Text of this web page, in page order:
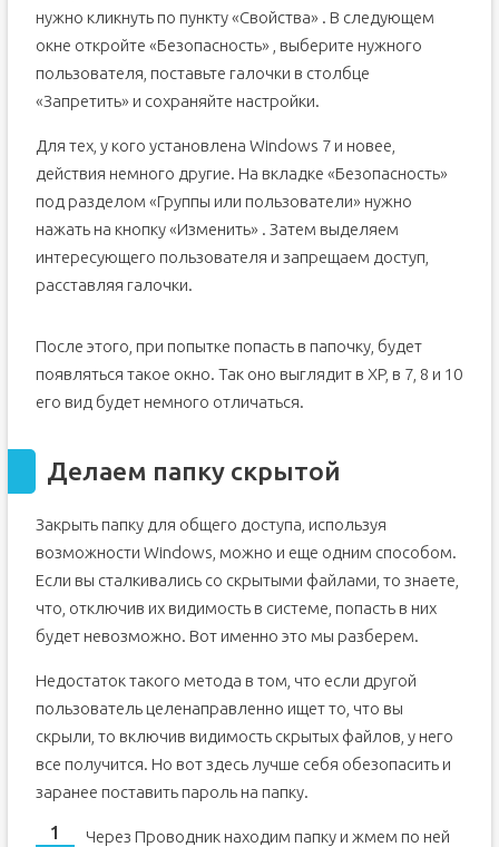
нужно кликнуть по пункту «Свойства» . В следующем
окне откройте «Безопасность» , выберите нужного
пользователя, поставьте галочки в столбце
«Запретить» и сохраняйте настройки.
Для тех, у кого установлена Windows 7 и новее,
действия немного другие. На вкладке «Безопасность»
под разделом «Группы или пользователи» нужно
нажать на кнопку «Изменить» . Затем выделяем
интересующего пользователя и запрещаем доступ,
расставляя галочки.
После этого, при попытке попасть в папочку, будет
появляться такое окно. Так оно выглядит в XP, в 7, 8 и 10
его вид будет немного отличаться.
Делаем папку скрытой
Закрыть папку для общего доступа, используя
возможности Windows, можно и еще одним способом.
Если вы сталкивались со скрытыми файлами, то знаете,
что, отключив их видимость в системе, попасть в них
будет невозможно. Вот именно это мы разберем.
Недостаток такого метода в том, что если другой
пользователь целенаправленно ищет то, что вы
скрыли, то включив видимость скрытых файлов, у него
все получится. Но вот здесь лучше себя обезопасить и
заранее поставить пароль на папку.
Через Проводник находим папку и жмем по ней